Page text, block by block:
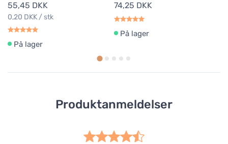
55,45 DKK
0,20 DKK / stk
På lager
74,25 DKK
På lager
Produktanmeldelser